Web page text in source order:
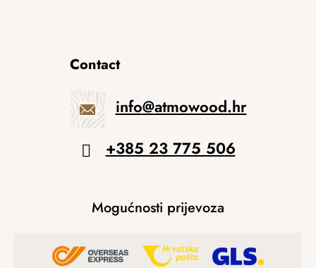
Contact
info@atmowood.hr
+385 23 775 506
Mogućnosti prijevoza